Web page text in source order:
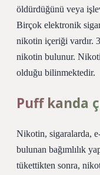
öldürdüğünü veya
Birçok elektronik
nikotin içeriği vardır.
nikotin bulunur.
olduğu bilinmektedir.
Puff kanda
Nikotin, sigaralarda,
bulunan bağımlılık
tükettikten sonra,